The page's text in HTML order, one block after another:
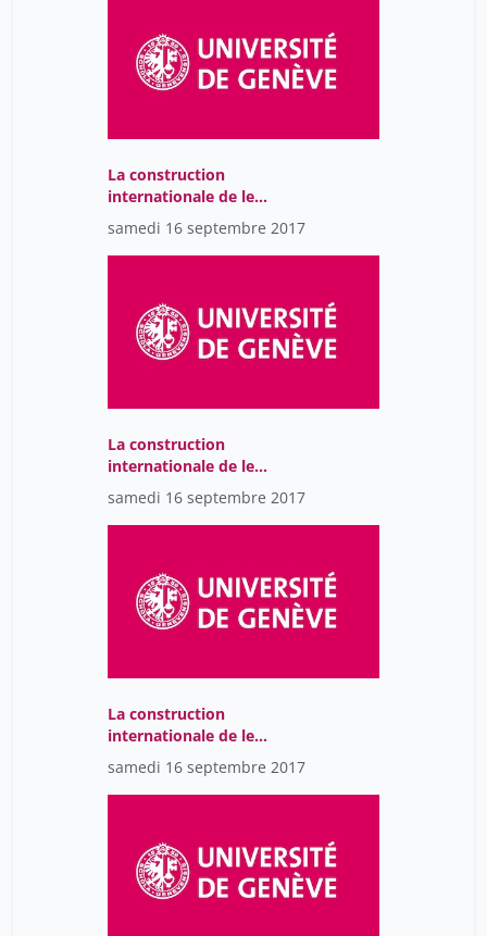
La construction
internationale de le
Réforme et l'espace
romand.
samedi 16 septembre 2017
La construction
internationale de le
Réforme et l'espace
romand.
samedi 16 septembre 2017
La construction
internationale de le
Réforme et l'espace
romand.
samedi 16 septembre 2017